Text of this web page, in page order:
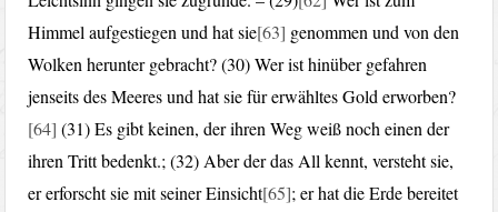
Himmel aufgestiegen und hat sie[63] genommen und von den
Wolken herunter gebracht? (30) Wer ist hinüber gefahren
jenseits des Meeres und hat sie für erwähltes Gold erworben?
[64] (31) Es gibt keinen, der ihren Weg weiß noch einen der
ihren Tritt bedenkt.; (32) Aber der das All kennt, versteht sie,
er erforscht sie mit seiner Einsicht[65]; er hat die Erde bereitet